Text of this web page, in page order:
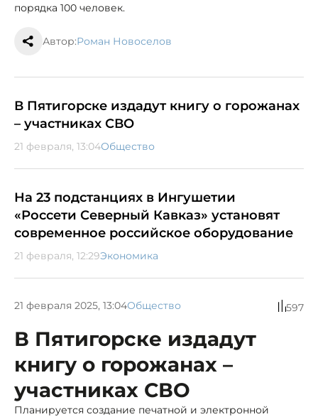
порядка 100 человек.
Автор:Роман Новоселов
В Пятигорске издадут книгу о горожанах
– участниках СВО
21 февраля, 13:04Общество
На 23 подстанциях в Ингушетии
«Россети Северный Кавказ» установят
современное российское оборудование
21 февраля, 12:29Экономика
21 февраля 2025, 13:04Общество 597
В Пятигорске издадут
книгу о горожанах –
участниках СВО
Планируется создание печатной и электронной